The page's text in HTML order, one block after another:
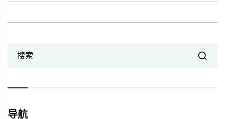
搜索
导航